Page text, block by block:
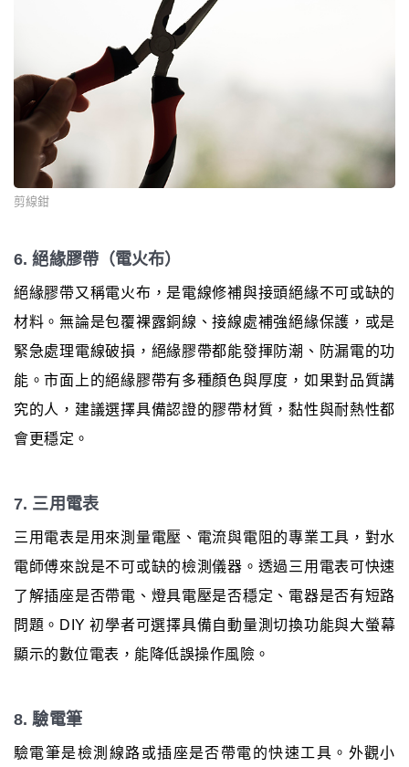
剪線鉗
6. 絕緣膠帶（電火布）
絕緣膠帶又稱電火布，是電線修補與接頭絕緣不可或缺的
材料。無論是包覆裸露銅線、接線處補強絕緣保護，或是
緊急處理電線破損，絕緣膠帶都能發揮防潮、防漏電的功
能。市面上的絕緣膠帶有多種顏色與厚度，如果對品質講
究的人，建議選擇具備認證的膠帶材質，黏性與耐熱性都
會更穩定。
7. 三用電表
三用電表是用來測量電壓、電流與電阻的專業工具，對水
電師傅來說是不可或缺的檢測儀器。透過三用電表可快速
了解插座是否帶電、燈具電壓是否穩定、電器是否有短路
問題。DIY 初學者可選擇具備自動量測切換功能與大螢幕
顯示的數位電表，能降低誤操作風險。
8. 驗電筆
驗電筆是檢測線路或插座是否帶電的快速工具。外觀小